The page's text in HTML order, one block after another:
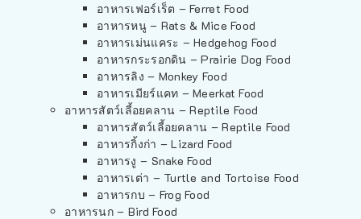
อาหารเฟอร์เร็ต – Ferret Food
อาหารหนู – Rats & Mice Food
อาหารเม่นแคระ – Hedgehog Food
อาหารกระรอกดิน – Prairie Dog Food
อาหารลิง – Monkey Food
อาหารเมียร์แคท – Meerkat Food
อาหารสัตว์เลี้อยคลาน – Reptile Food
อาหารสัตว์เลี้อยคลาน – Reptile Food
อาหารกิ้งก่า – Lizard Food
อาหารงู – Snake Food
อาหารเต่า – Turtle and Tortoise Food
อาหารกบ – Frog Food
อาหารนก – Bird Food